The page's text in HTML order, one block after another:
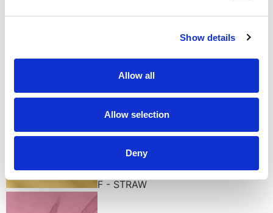
Show details
Allow all
Allow selection
Deny
F - STRAW